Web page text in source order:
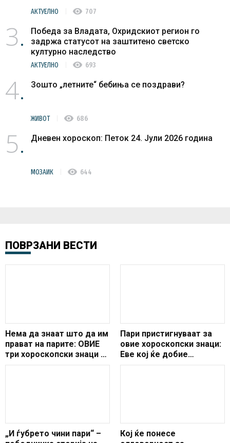
АКТУЕЛНО visibility 707
3
Победа за Владата, Охридскиот регион го
задржа статусот на заштитено светско
културно наследство
АКТУЕЛНО visibility 693
4 Зошто „летните“ бебиња се поздрави?
ЖИВОТ visibility 686
5 Дневен хороскоп: Петок 24. Јули 2026 година
МОЗАИК visibility 644
ПОВРЗАНИ ВЕСТИ
Нема да знаат што да им
прават на парите: ОВИЕ
три хороскопски знаци ги
чека богатство во
Пари пристигнуваат за
овие хороскопски знаци:
Еве кој ќе добие
неочекувани пари овој
„И ѓубрето чини пари“ –
Кој ќе понесе